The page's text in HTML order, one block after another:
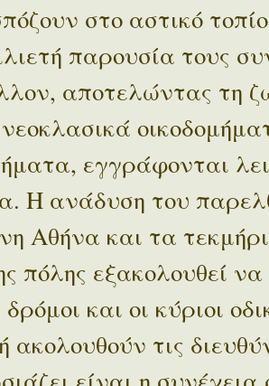
στο αστικό
παρουσία τους
αποτελώντας τη
εγγράφονται
Η ανάδυση του
Αθήνα και τα
πόλης εξακολουθεί
και οι κύριοι
ακολουθούν τις